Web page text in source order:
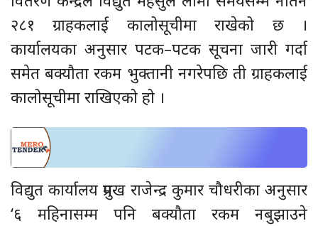
२८१ ग्राहकलाई कालोसूचीमा राखेको छ ।
कार्यालयका अनुसार पटक–पटक सूचना जारी गर्दा
समेत बक्यौता रकम भुक्तानी नगरेपछि ती ग्राहकलाई
कालोसूचीमा राखिएको हो ।
विद्युत कार्यालय प्रमुख राजेन्द्र कुमार चौधरीका अनुसार
‘६ महिनासम्म पनि बक्यौता रकम नबुझाउने